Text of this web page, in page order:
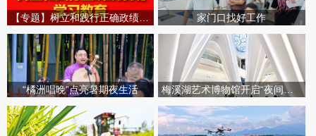
家门口找好工作
“橘洲唱晚”点亮暑期夜生活 梅溪湖艺术博物馆开启“夜间模式”